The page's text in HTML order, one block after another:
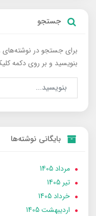
جستجو
برای جستجو در
بنویسید و بر روی دکمه
بایگانی نوشته‌ها
مرداد 1405
تير 1405
خرداد 1405
ارديبهشت 1405